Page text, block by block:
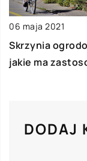
06 maja 2021
Skrzynia
jakie ma
DODAJ